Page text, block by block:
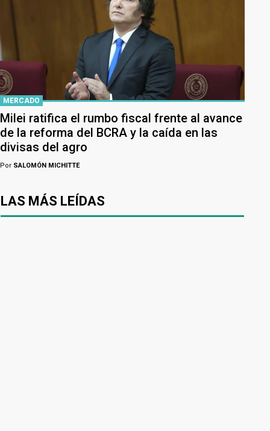
MERCADO
Milei ratifica el rumbo fiscal frente al avance
de la reforma del BCRA y la caída en las
divisas del agro
Por SALOMÓN MICHITTE
LAS MÁS LEÍDAS